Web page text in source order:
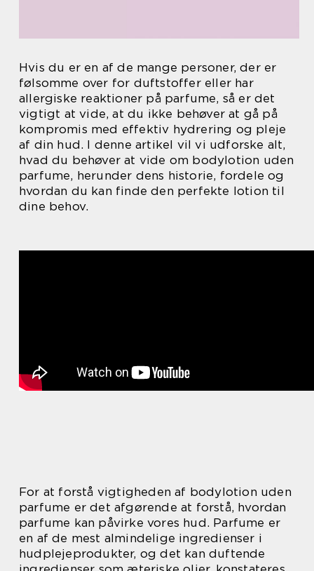
Hvis du er en af de mange personer, der er
følsomme over for duftstoffer eller har
allergiske reaktioner på parfume, så er det
vigtigt at vide, at du ikke behøver at gå på
kompromis med effektiv hydrering og pleje
af din hud. I denne artikel vil vi udforske alt,
hvad du behøver at vide om bodylotion uden
parfume, herunder dens historie, fordele og
hvordan du kan finde den perfekte lotion til
dine behov.
For at forstå vigtigheden af bodylotion uden
parfume er det afgørende at forstå, hvordan
parfume kan påvirke vores hud. Parfume er
en af de mest almindelige ingredienser i
hudplejeprodukter, og det kan duftende